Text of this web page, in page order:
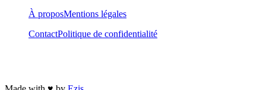
À proposMentions légales
ContactPolitique de confidentialité